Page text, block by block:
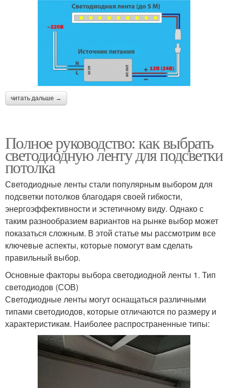
читать дальше →
Полное руководство: как выбрать
светодиодную ленту для подсветки
потолка
Светодиодные ленты стали популярным выбором для
подсветки потолков благодаря своей гибкости,
энергоэффективности и эстетичному виду. Однако с
таким разнообразием вариантов на рынке выбор может
показаться сложным. В этой статье мы рассмотрим все
ключевые аспекты, которые помогут вам сделать
правильный выбор.
Основные факторы выбора светодиодной ленты 1. Тип
светодиодов (СОВ)
Светодиодные ленты могут оснащаться различными
типами светодиодов, которые отличаются по размеру и
характеристикам. Наиболее распространенные типы: